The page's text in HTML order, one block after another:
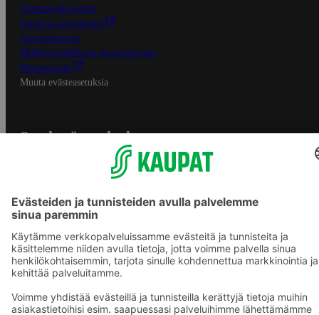
Tietosuojakäytäntö
Palvelun käyttöehdot
Saavutettavuus
Mobiilisovelluksen saavutettavuus
Mainostajalle
Muuta evästeasetuksia
S-ryhmän palvelut
Yhteishyvä Ruoka -sovellus
S-ostoslista -sovellus
Prisma.fi
Sokos.fi
S-Pankki
Sokos Hotels